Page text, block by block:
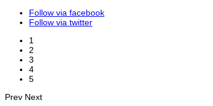
Follow via facebook
Follow via twitter
1
2
3
4
5
Prev Next